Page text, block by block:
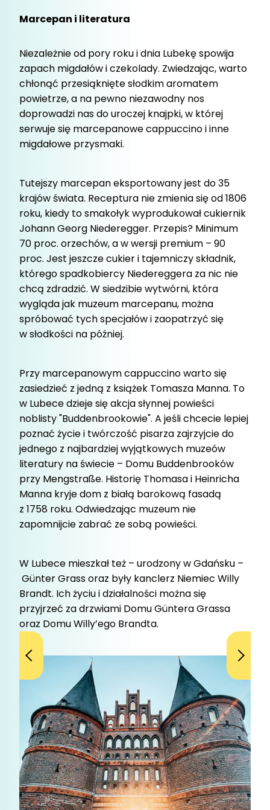
Marcepan i literatura
Niezależnie od pory roku i dnia Lubekę spowija
zapach migdałów i czekolady. Zwiedzając, warto
chłonąć przesiąknięte słodkim aromatem
powietrze, a na pewno niezawodny nos
doprowadzi nas do uroczej knajpki, w której
serwuje się marcepanowe cappuccino i inne
migdałowe przysmaki.
Tutejszy marcepan eksportowany jest do 35
krajów świata. Receptura nie zmienia się od 1806
roku, kiedy to smakołyk wyprodukował cukiernik
Johann Georg Niederegger. Przepis? Minimum
70 proc. orzechów, a w wersji premium – 90
proc. Jest jeszcze cukier i tajemniczy składnik,
którego spadkobiercy Niedereggera za nic nie
chcą zdradzić. W siedzibie wytwórni, która
wygląda jak muzeum marcepanu, można
spróbować tych specjałów i zaopatrzyć się
w słodkości na później.
Przy marcepanowym cappuccino warto się
zasiedzieć z jedną z książek Tomasza Manna. To
w Lubece dzieje się akcja słynnej powieści
noblisty "Buddenbrookowie". A jeśli chcecie lepiej
poznać życie i twórczość pisarza zajrzyjcie do
jednego z najbardziej wyjątkowych muzeów
literatury na świecie – Domu Buddenbrooków
przy Mengstraße. Historię Thomasa i Heinricha
Manna kryje dom z białą barokową fasadą
z 1758 roku. Odwiedzając muzeum nie
zapomnijcie zabrać ze sobą powieści.
W Lubece mieszkał też – urodzony w Gdańsku –
Günter Grass oraz były kanclerz Niemiec Willy
Brandt. Ich życiu i działalności można się
przyjrzeć za drzwiami Domu Güntera Grassa
oraz Domu Willy’ego Brandta.